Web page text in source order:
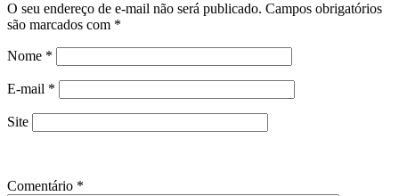
O seu endereço de e-mail não será publicado. Campos obrigatórios
são marcados com *
Nome *
E-mail *
Site
Comentário *